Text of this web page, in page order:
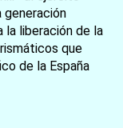
generación
la liberación de la
que
de la España